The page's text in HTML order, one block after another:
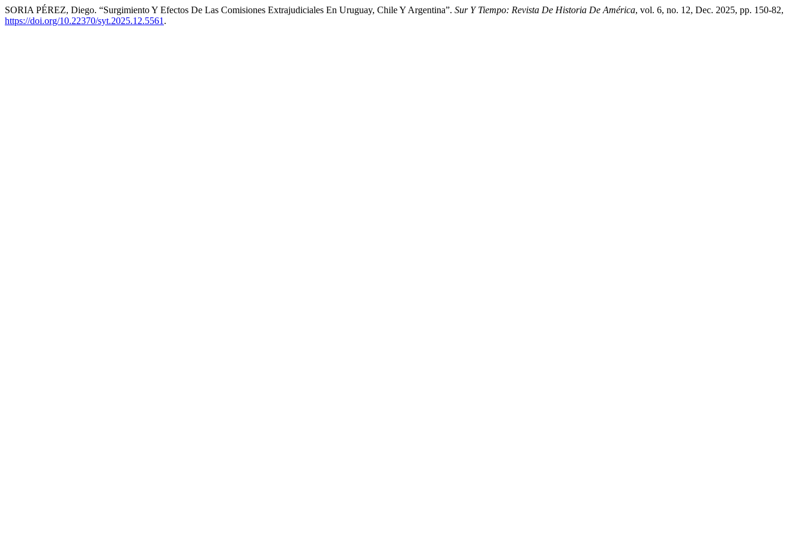
SORIA PÉREZ, Diego. “Surgimiento Y Efectos De Las Comisiones Extrajudiciales En Uruguay, Chile Y Argentina”. Sur Y Tiempo: Revista De Historia De América, vol. 6, no. 12, Dec. 2025, pp. 150-82,
https://doi.org/10.22370/syt.2025.12.5561 .